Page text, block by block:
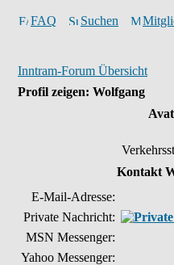
FAQ Suchen
Inntram-Forum Übersicht
Profil zeigen: Wolfgang
Kontakt
E-Mail-Adresse:
Private Nachricht:
MSN Messenger:
Yahoo Messenger: